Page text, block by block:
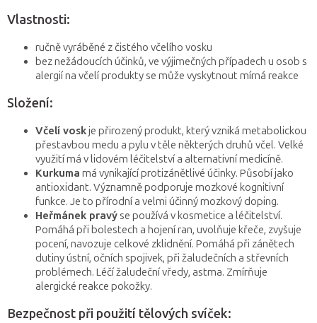
Vlastnosti:
ručně vyráběné z čistého včelího vosku
bez nežádoucích účinků, ve výjimečných případech u osob s
alergií na včelí produkty se může vyskytnout mírná reakce
Složení:
Včelí voskje přirozený produkt, který vzniká metabolickou
přestavbou medu a pylu v těle některých druhů včel. Velké
využití má v lidovém léčitelství a alternativní medicíně.
Kurkuma má vynikající protizánětlivé účinky. Působí jako
antioxidant. Významně podporuje mozkové kognitivní
funkce. Je to přírodní a velmi účinný mozkový doping.
Heřmánek pravýse používá v kosmetice a léčitelství.
Pomáhá při bolestech a hojení ran, uvolňuje křeče, zvyšuje
pocení, navozuje celkové zklidnění. Pomáhá při zánětech
dutiny ústní, očních spojivek, při žaludečních a střevních
problémech. Léčí žaludeční vředy, astma. Zmírňuje
alergické reakce pokožky.
Bezpečnost při použití tělových svíček: